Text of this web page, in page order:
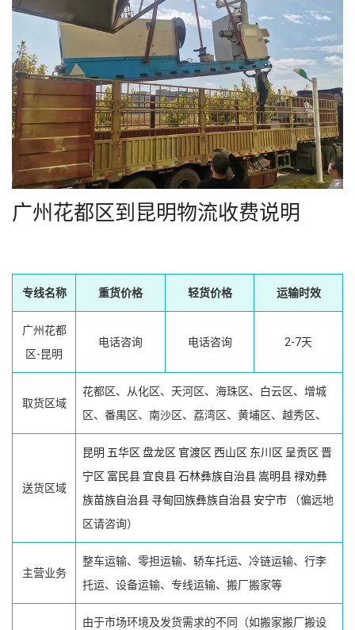
广州花都区到昆明物流收费说明
专线名称 重货价格 轻货价格 运输时效
广州花都
区-昆明
电话咨询 电话咨询 2-7天
取货区域
花都区、从化区、天河区、海珠区、白云区、增城
区、番禺区、南沙区、荔湾区、黄埔区、越秀区、
送货区域
昆明 五华区 盘龙区 官渡区 西山区 东川区 呈贡区 晋
宁区 富民县 宜良县石林彝族自治县嵩明县禄劝彝
族苗族自治县 寻甸回族彝族自治县 安宁市 （偏远地
区请咨询）
主营业务
整车运输、零担运输、轿车托运、冷链运输、行李
托运、设备运输、专线运输、搬厂搬家等
由于市场环境及发货需求的不同（如搬家搬厂搬设